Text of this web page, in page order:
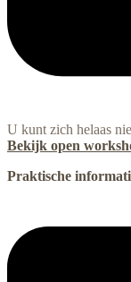
U kunt zich helaas
Bekijk open
Praktische